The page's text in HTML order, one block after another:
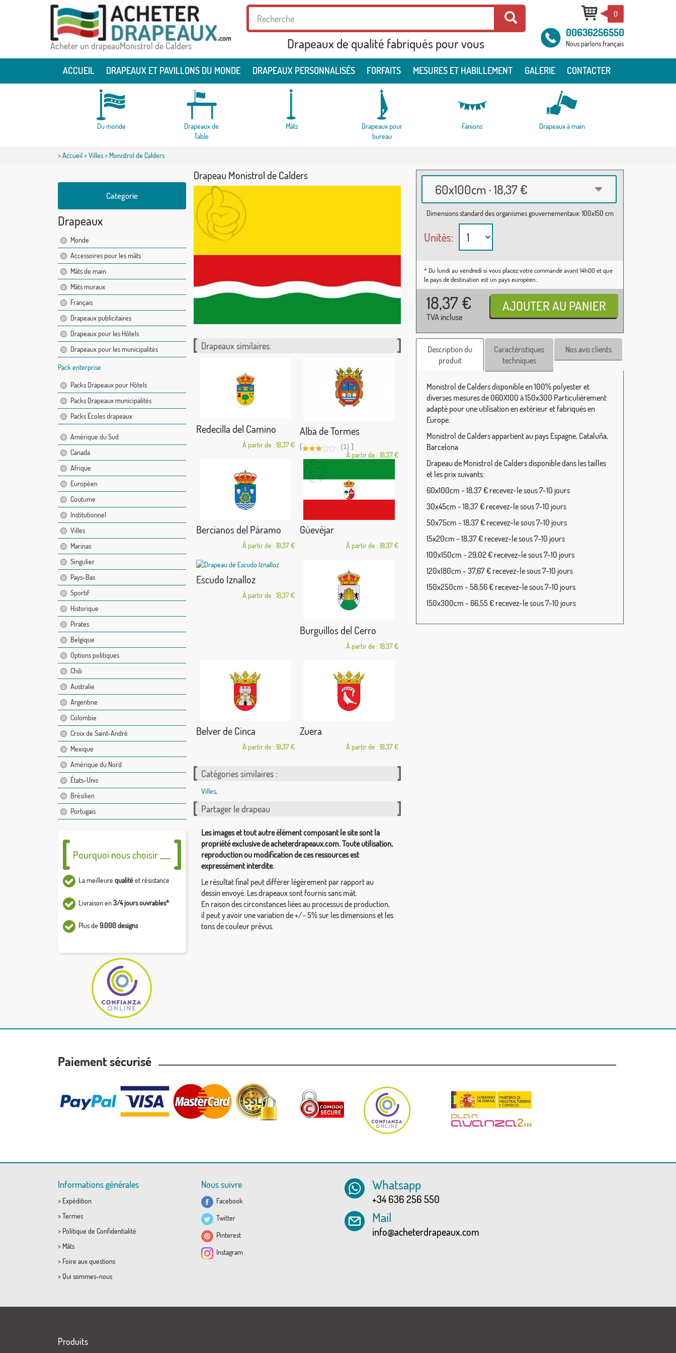
Acheter un drapeauMonistrol de Calders Drapeaux de qualité fabriqués pour vous
0
00636256550
Nous parlons français
ACCUEIL DRAPEAUX ET PAVILLONS DU MONDE DRAPEAUX PERSONNALISÉS FORFAITS MESURES ET HABILLEMENT GALERIE CONTACTER
Du monde
Drapeaux de
Table
Mâts
Drapeaux pour
bureau
Fanions Drapeaux à main
>Accueil>Villes> Monistrol de Calders
Categorie
Drapeaux
Monde
Accessoires pour les mâts
Mâts de main
Mâts muraux
Français
Drapeaux publicitaires
Drapeaux pour les Hôtels
Drapeaux pour les municipalités
Pack enterprise
Packs Drapeaux pour Hôtels
Packs Drapeaux municipalités
Packs Écoles drapeaux
Amérique du Sud
Canada
Afrique
Européen
Coutume
Institutionnel
Villes
Marinas
Singulier
Pays-Bas
Sportif
Historique
Pirates
Belgique
Options politiques
Chili
Australie
Argentine
Colombie
Croix de Saint-André
Mexique
Amérique du Nord
États-Unis
Brésilien
Portugais
Pourquoi nous choisir ___
La meilleure qualitéet résistance
Livraison en3/4 jours ouvrables*
Plus de 9.000 designs
Drapeau Monistrol de Calders
60x100cm · 18,37 €
Dimensions standard des organismes gouvernementaux: 100x150 cm
Unités:
* Du lundi au vendredi si vous placez votre commande avant 14h00 et que
le pays de destination est un pays européen..
18,37 €
TVA incluse
Drapeaux similaires:
Redecilla del Camino
À partir de : 18,37 €
Alba de Tormes
[ (1) ]
À partir de : 18,37 €
Bercianos del Páramo
À partir de : 18,37 €
Güevéjar
À partir de : 18,37 €
Escudo Iznalloz
À partir de : 18,37 €
Burguillos del Cerro
À partir de : 18,37 €
Belver de Cinca
À partir de : 18,37 €
Zuera
À partir de : 18,37 €
Catégories similaires :
Villes,
Partager le drapeau
Les images et tout autre élément composant le site sont la
propriété exclusive de acheterdrapeaux.com. Toute utilisation,
reproduction ou modification de ces ressources est
expressément interdite.
Le résultat final peut différer légèrement par rapport au
dessin envoyé. Les drapeaux sont fournis sans mât.
En raison des circonstances liées au processus de production,
il peut y avoir une variation de +/- 5% sur les dimensions et les
tons de couleur prévus.
Description du
produit
Caractéristiques
techniques
Nos avis clients
Monistrol de Calders disponible en 100% polyester et
diverses mesures de 060X100 à 150x300 Particulièrement
adapté pour une utilisation en extérieur et fabriqués en
Europe.
Monistrol de Calders appartient au pays Espagne, Cataluña,
Barcelona
Drapeau de Monistrol de Calders disponible dans les tailles
et les prix suivants:
60x100cm - 18,37 € recevez-le sous 7-10 jours
30x45cm - 18,37 € recevez-le sous 7-10 jours
50x75cm - 18,37 € recevez-le sous 7-10 jours
15x20cm - 18,37 € recevez-le sous 7-10 jours
100x150cm - 29,02 € recevez-le sous 7-10 jours
120x180cm - 37,67 € recevez-le sous 7-10 jours
150x250cm - 58,56 € recevez-le sous 7-10 jours
150x300cm - 66,55 € recevez-le sous 7-10 jours
Paiement sécurisé
Informations générales
> Expédition
> Termes
> Politique de Confidentialité
> Mâts
> Foire aux questions
> Qui sommes-nous
Nous suivre
Facebook
Twitter
Pinterest
Instagram
Whatsapp
+34 636 256 550
Mail
info@acheterdrapeaux.com
Produits